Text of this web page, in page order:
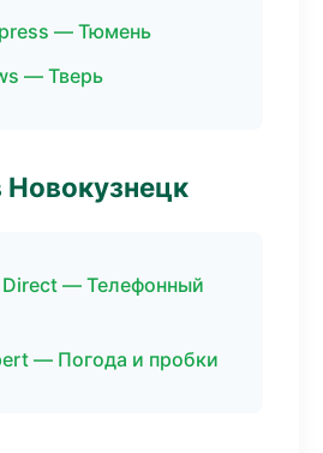
— Тюмень
— Тверь
— Телефонный
— Погода и пробки